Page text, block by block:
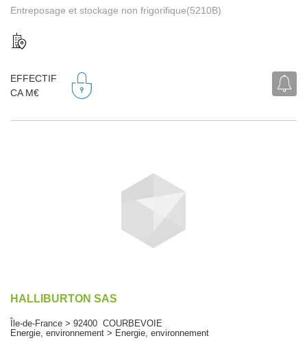
Entreposage et stockage non frigorifique(5210B)
EFFECTIF
CA M€
HALLIBURTON SAS
Île-de-France > 92400 COURBEVOIE
Energie, environnement > Energie, environnement